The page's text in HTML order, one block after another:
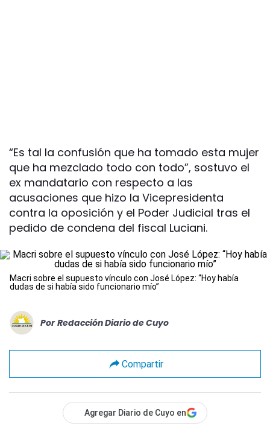
“Es tal la confusión que ha tomado esta mujer
que ha mezclado todo con todo”, sostuvo el
ex mandatario con respecto a las
acusaciones que hizo la Vicepresidenta
contra la oposición y el Poder Judicial tras el
pedido de condena del fiscal Luciani.
Macri sobre el supuesto vínculo con José López: “Hoy había
dudas de si había sido funcionario mío”
Por Redacción Diario de Cuyo
Compartir
Agregar Diario de Cuyo en